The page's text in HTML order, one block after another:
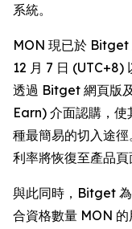
系統。
MON 現已於 Bitget
12 月 7 日 (UTC+8)
透過 Bitget 網頁版
Earn) 介面認購，
種最簡易的切入途徑
利率將恢復至產品頁
與此同時，Bitget
合資格數量 MON